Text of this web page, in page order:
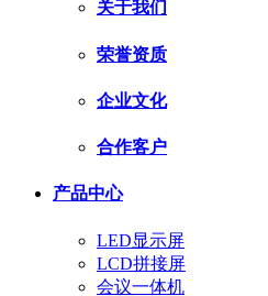
关于我们
荣誉资质
企业文化
合作客户
产品中心
LED显示屏
LCD拼接屏
会议一体机